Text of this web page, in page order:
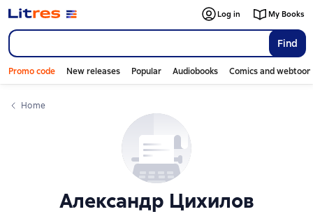
Find
Log in My Books
Promo code New releases Popular Audiobooks Comics and
Home
Александр Цихилов
Слайдер с книгами
Слайдер с книгами